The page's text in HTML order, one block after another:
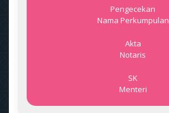
Pengecekan
Nama Perkumpulan
Akta
Notaris
SK
Menteri